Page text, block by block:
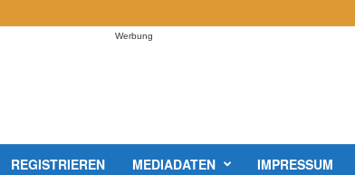
Werbung
REGISTRIEREN MEDIADATEN IMPRESSUM